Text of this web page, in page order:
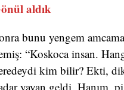
aldık
bunu yengem
“Koskoca insan.
kim bilir? Ekti,
yayan geldi. Hanım,